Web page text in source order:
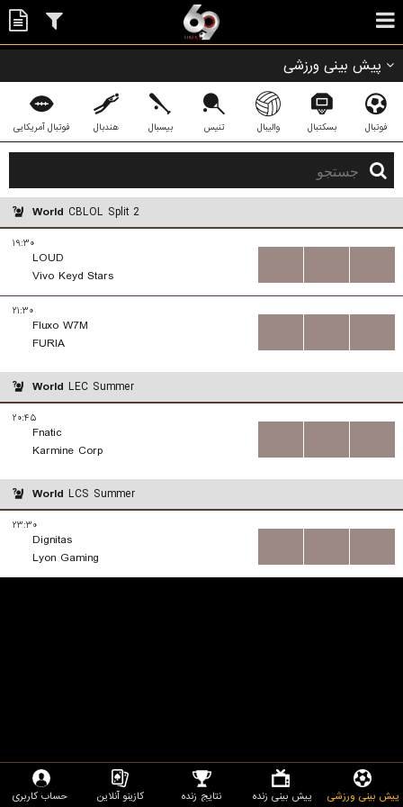
پیش بینی ورزشی
فوتبال بسکتبال والیبال تنیس بیسبال هندبال فوتبال آمریکایی
World CBLOL Split 2
۱۹:۳۰
LOUD
Vivo Keyd Stars
۲۱:۳۰
Fluxo W7M
FURIA
World LEC Summer
۲۰:۴۵
Fnatic
Karmine Corp
World LCS Summer
۲۳:۳۰
Dignitas
Lyon Gaming
پیش بینی ورزشی پیش بینی زنده نتایج زنده کازینو آنلاین حساب کاربری